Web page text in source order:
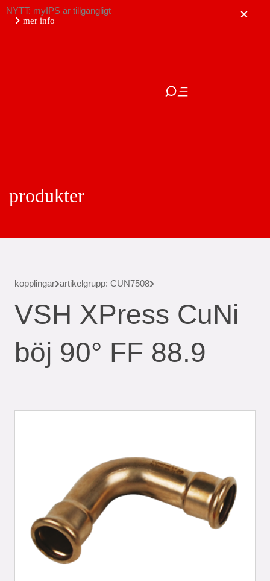
NYTT: myIPS är tillgängligt
mer info
produkter
kopplingar artikelgrupp: CUN7508
VSH XPress CuNi
böj 90° FF 88.9